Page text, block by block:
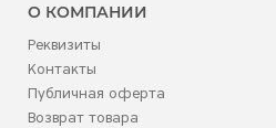
О КОМПАНИИ
Реквизиты
Контакты
Публичная оферта
Возврат товара